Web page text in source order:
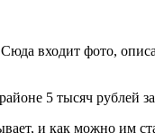
входит фото,
5 тысяч рублей